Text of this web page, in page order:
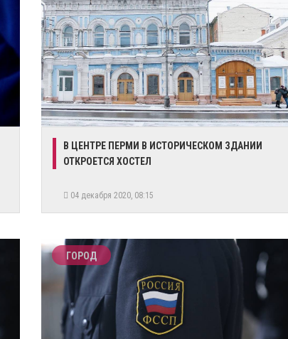
​В ЦЕНТРЕ ПЕРМИ В ИСТОРИЧЕСКОМ ЗДАНИИ
ОТКРОЕТСЯ ХОСТЕЛ
04 декабря 2020, 08:15
ГОРОД